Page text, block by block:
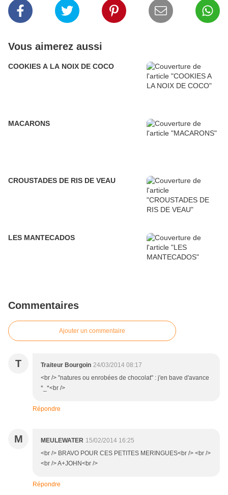
Vous aimerez aussi
COOKIES A LA NOIX DE COCO
MACARONS
CROUSTADES DE RIS DE VEAU
LES MANTECADOS
Commentaires
Ajouter un commentaire
T Traiteur Bourgoin 24/03/2014 08:17
<br /> "natures ou enrobées de chocolat" : j'en bave d'avance
*_*<br />
Répondre
M MEULEWATER 15/02/2014 16:25
<br /> BRAVO POUR CES PETITES MERINGUES<br /> <br />
<br /> A+JOHN<br />
Répondre